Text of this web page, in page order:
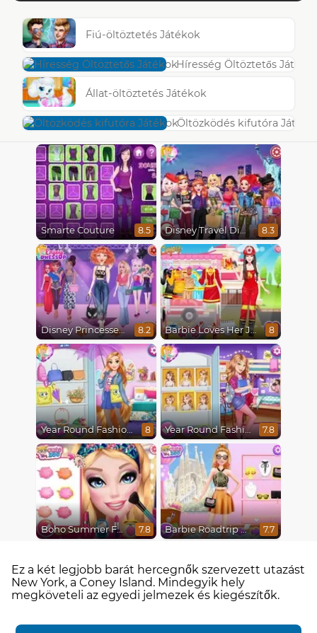
Fiú-öltöztetés Játékok
Híresség Öltöztetős
Állat-öltöztetés Játékok
Öltözködés kifutóra
Smarte Couture 8.5 Disney Travel Diaries: City Break 8.3
Disney Princesses Runway Show 8.2 Barbie Loves Her Job 8
Year Round Fashionista Rapunzel 8 Year Round Fashionista Belle 7.8
Boho Summer Festival Besties 7.8 Barbie Roadtrip Adventure 7.7
Ez a két legjobb barát hercegnők szervezett utazást
New York, a Coney Island. Mindegyik hely
megköveteli az egyedi jelmezek és kiegészítők.